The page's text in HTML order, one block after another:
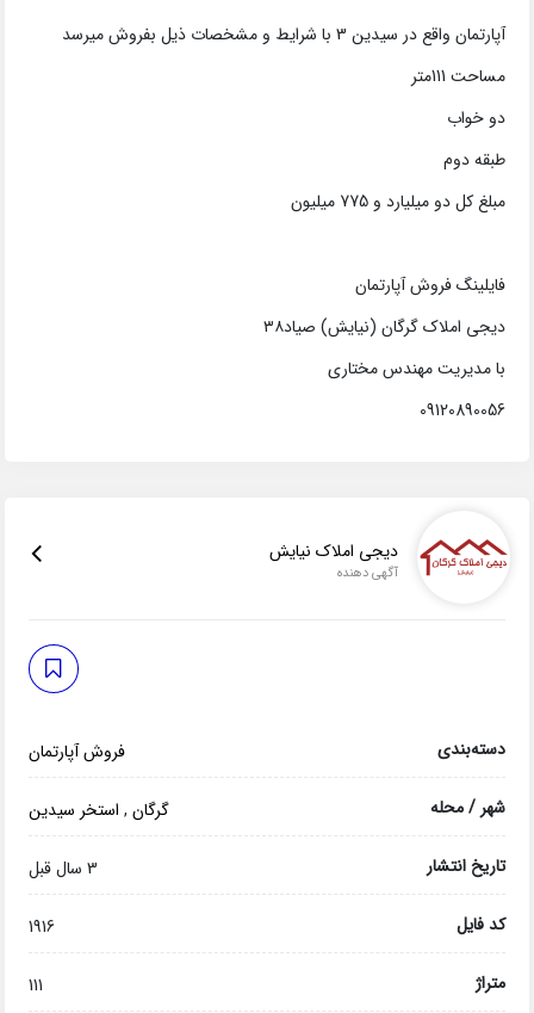
آپارتمان واقع در سیدین 3 با شرایط و مشخصات ذیل بفروش میرسد
مساحت 111متر
دو خواب
طبقه دوم
مبلغ کل دو میلیارد و 775 میلیون
فایلینگ فروش آپارتمان
دیجی املاک گرگان (نیایش) صیاد۳۸
با مدیریت مهندس مختاری
09120890056
دیجی املاک نیایش
آگهی دهنده
دسته‌بندی فروش آپارتمان
شهر / محله گرگان, استخر سیدین
تاریخ انتشار 3 سال قبل
کد فایل 1916
متراژ 111